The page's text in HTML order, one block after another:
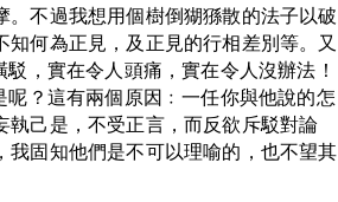
不過我想用個樹倒猢猻散的法子以破
何為正見，及正見的行相差別等。又
，實在令人頭痛，實在令人沒辦法！
？這有兩個原因﹕一任你與他說的怎
執己是，不受正言，而反欲斥駁對論
固知他們是不可以理喻的，也不望其